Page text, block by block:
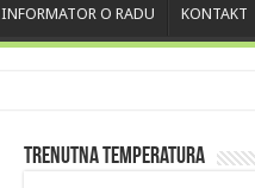
INFORMATOR O RADU KONTAKT
Trenutna Temperatura